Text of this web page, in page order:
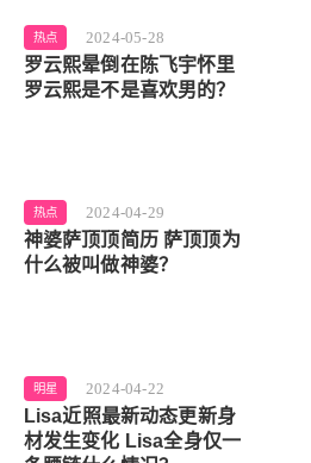
热点 2024-05-28
罗云熙晕倒在陈飞宇怀里
罗云熙是不是喜欢男的？
热点 2024-04-29
神婆萨顶顶简历 萨顶顶为
什么被叫做神婆？
明星 2024-04-22
Lisa近照最新动态更新身
材发生变化 Lisa全身仅一